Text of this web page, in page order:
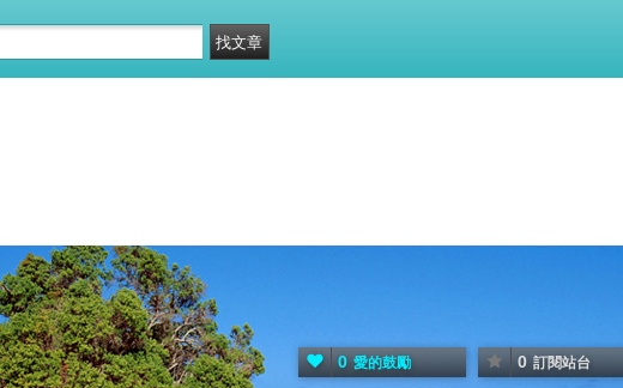
0 愛的鼓勵 0 訂閱站台